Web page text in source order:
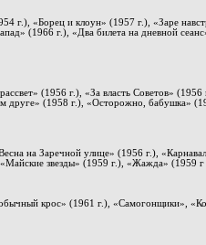
г.), «Борец и клоун» (1957 г.), «Заре
(1966 г.), «Два билета на дневной
(1956 г.), «За власть Советов»
друге» (1958 г.), «Осторожно, бабушка»
на Заречной улице» (1956 г.),
звезды» (1959 г.), «Жажда» (1959
крос» (1961 г.), «Самогонщики»,